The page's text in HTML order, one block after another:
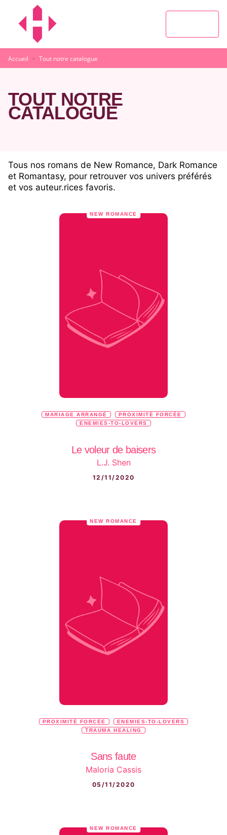
MENU
Accueil · Tout notre catalogue
TOUT NOTRE
CATALOGUE
Tous nos romans de New Romance, Dark Romance
et Romantasy, pour retrouver vos univers préférés
et vos auteur.rices favoris.
NEW ROMANCE
MARIAGE ARRANGÉ
PROXIMITÉ FORCÉE
ENEMIES-TO-LOVERS
Le voleur de baisers
L.J. Shen
12/11/2020
NEW ROMANCE
PROXIMITÉ FORCÉE
ENEMIES-TO-LOVERS
TRAUMA HEALING
Sans faute
Maloria Cassis
05/11/2020
NEW ROMANCE